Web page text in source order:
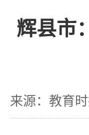
辉县市
来源：教育